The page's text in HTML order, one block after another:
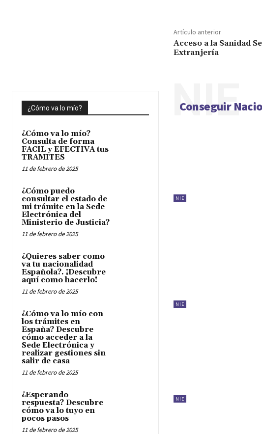
Artículo anterior
Acceso a la Sanidad
Extranjería
¿Cómo va lo mío?
¿Cómo va lo mío?
Consulta de forma
FACIL y EFECTIVA tus
TRAMITES
11 de febrero de 2025
¿Cómo puedo
consultar el estado de
mi trámite en la Sede
Electrónica del
Ministerio de Justicia?
11 de febrero de 2025
¿Quieres saber como
va tu nacionalidad
Española?. ¡Descubre
aquí como hacerlo!
11 de febrero de 2025
¿Cómo va lo mío con
los trámites en
España? Descubre
cómo acceder a la
Sede Electrónica y
realizar gestiones sin
salir de casa
11 de febrero de 2025
¿Esperando
respuesta? Descubre
cómo va lo tuyo en
pocos pasos
11 de febrero de 2025
Conseguir
NIE
NIE
NIE
NIE